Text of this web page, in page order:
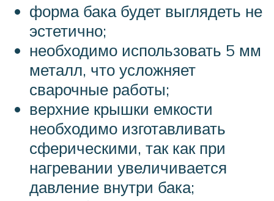
форма бака будет выглядеть не
эстетично;
необходимо использовать 5 мм
металл, что усложняет
сварочные работы;
верхние крышки емкости
необходимо изготавливать
сферическими, так как при
нагревании увеличивается
давление внутри бака;